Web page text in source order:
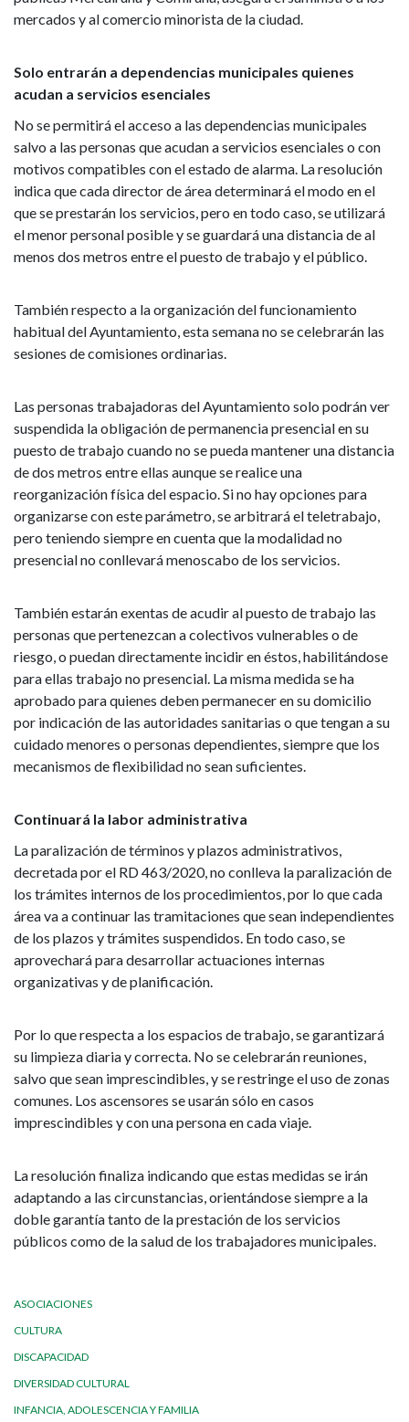
mercados y al comercio minorista de la ciudad.
Solo entrarán a dependencias municipales quienes
acudan a servicios esenciales
No se permitirá el acceso a las dependencias municipales
salvo a las personas que acudan a servicios esenciales o con
motivos compatibles con el estado de alarma. La resolución
indica que cada director de área determinará el modo en el
que se prestarán los servicios, pero en todo caso, se utilizará
el menor personal posible y se guardará una distancia de al
menos dos metros entre el puesto de trabajo y el público.
También respecto a la organización del funcionamiento
habitual del Ayuntamiento, esta semana no se celebrarán las
sesiones de comisiones ordinarias.
Las personas trabajadoras del Ayuntamiento solo podrán ver
suspendida la obligación de permanencia presencial en su
puesto de trabajo cuando no se pueda mantener una distancia
de dos metros entre ellas aunque se realice una
reorganización física del espacio. Si no hay opciones para
organizarse con este parámetro, se arbitrará el teletrabajo,
pero teniendo siempre en cuenta que la modalidad no
presencial no conllevará menoscabo de los servicios.
También estarán exentas de acudir al puesto de trabajo las
personas que pertenezcan a colectivos vulnerables o de
riesgo, o puedan directamente incidir en éstos, habilitándose
para ellas trabajo no presencial. La misma medida se ha
aprobado para quienes deben permanecer en su domicilio
por indicación de las autoridades sanitarias o que tengan a su
cuidado menores o personas dependientes, siempre que los
mecanismos de flexibilidad no sean suficientes.
Continuará la labor administrativa
La paralización de términos y plazos administrativos,
decretada por el RD 463/2020, no conlleva la paralización de
los trámites internos de los procedimientos, por lo que cada
área va a continuar las tramitaciones que sean independientes
de los plazos y trámites suspendidos. En todo caso, se
aprovechará para desarrollar actuaciones internas
organizativas y de planificación.
Por lo que respecta a los espacios de trabajo, se garantizará
su limpieza diaria y correcta. No se celebrarán reuniones,
salvo que sean imprescindibles, y se restringe el uso de zonas
comunes. Los ascensores se usarán sólo en casos
imprescindibles y con una persona en cada viaje.
La resolución finaliza indicando que estas medidas se irán
adaptando a las circunstancias, orientándose siempre a la
doble garantía tanto de la prestación de los servicios
públicos como de la salud de los trabajadores municipales.
ASOCIACIONES
CULTURA
DISCAPACIDAD
DIVERSIDAD CULTURAL
INFANCIA, ADOLESCENCIA Y FAMILIA